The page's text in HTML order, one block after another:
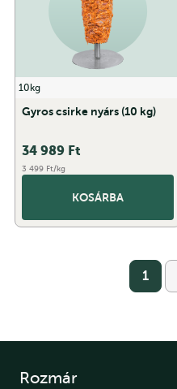
10kg
Gyros csirke nyárs (10 kg)
34 989 Ft
3 499 Ft/kg
KOSÁRBA
1
Rozmár